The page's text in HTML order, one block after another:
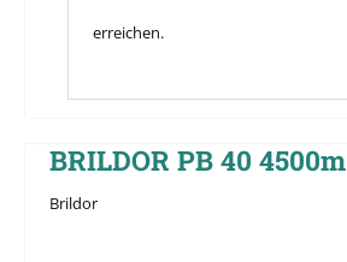
erreichen.
BRILDOR PB 40 4500m
Brildor